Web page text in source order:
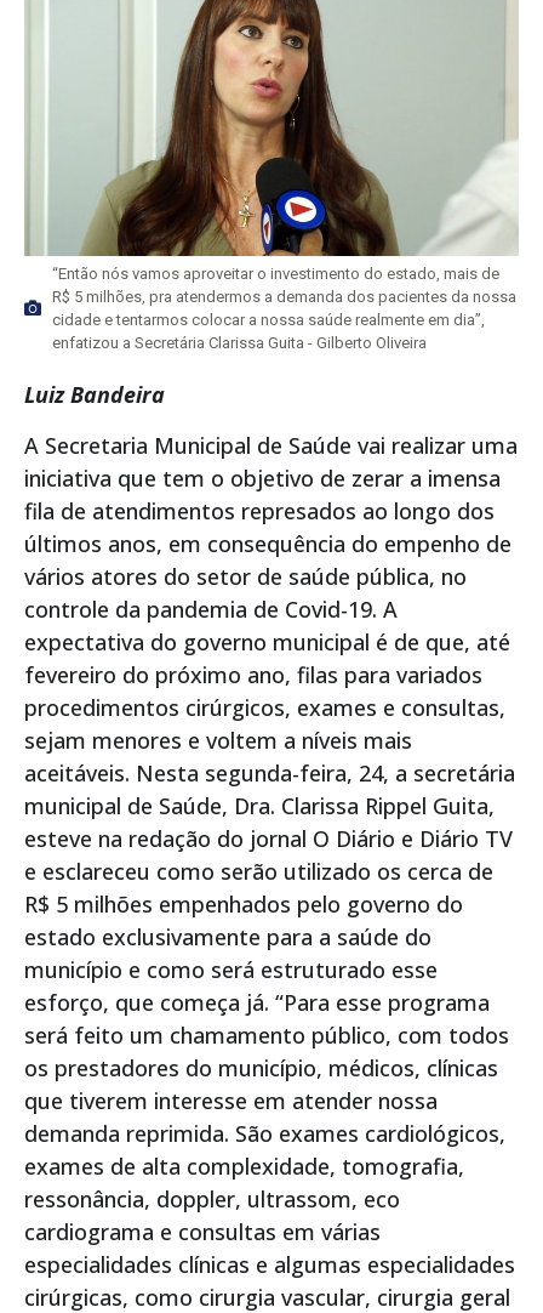
“Então nós vamos aproveitar o investimento do estado, mais de
R$ 5 milhões, pra atendermos a demanda dos pacientes da nossa
cidade e tentarmos colocar a nossa saúde realmente em dia”,
enfatizou a Secretária Clarissa Guita - Gilberto Oliveira
Luiz Bandeira
A Secretaria Municipal de Saúde vai realizar uma
iniciativa que tem o objetivo de zerar a imensa
fila de atendimentos represados ao longo dos
últimos anos, em consequência do empenho de
vários atores do setor de saúde pública, no
controle da pandemia de Covid-19. A
expectativa do governo municipal é de que, até
fevereiro do próximo ano, filas para variados
procedimentos cirúrgicos, exames e consultas,
sejam menores e voltem a níveis mais
aceitáveis. Nesta segunda-feira, 24, a secretária
municipal de Saúde, Dra. Clarissa Rippel Guita,
esteve na redação do jornal O Diário e Diário TV
e esclareceu como serão utilizado os cerca de
R$ 5 milhões empenhados pelo governo do
estado exclusivamente para a saúde do
município e como será estruturado esse
esforço, que começa já. “Para esse programa
será feito um chamamento público, com todos
os prestadores do município, médicos, clínicas
que tiverem interesse em atender nossa
demanda reprimida. São exames cardiológicos,
exames de alta complexidade, tomografia,
ressonância, doppler, ultrassom, eco
cardiograma e consultas em várias
especialidades clínicas e algumas especialidades
cirúrgicas, como cirurgia vascular, cirurgia geral